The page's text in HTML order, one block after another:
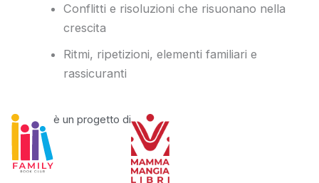
Conflitti e risoluzioni che risuonano nella
crescita
Ritmi, ripetizioni, elementi familiari e
rassicuranti
è un progetto di